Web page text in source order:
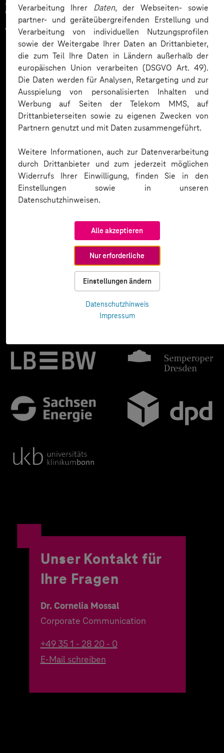
Verarbeitung Ihrer Daten, der Webseiten- sowie
partner- und geräteübergreifenden Erstellung und
Verarbeitung von individuellen Nutzungsprofilen
sowie der Weitergabe Ihrer Daten an Drittanbieter,
die zum Teil Ihre Daten in Ländern außerhalb der
europäischen Union verarbeiten (DSGVO Art. 49).
Die Daten werden für Analysen, Retargeting und zur
Ausspielung von personalisierten Inhalten und
Werbung auf Seiten der Telekom MMS, auf
Drittanbieterseiten sowie zu eigenen Zwecken von
Partnern genutzt und mit Daten zusammengeführt.
Weitere Informationen, auch zur Datenverarbeitung
durch Drittanbieter und zum jederzeit möglichen
Widerrufs Ihrer Einwilligung, finden Sie in den
Einstellungen sowie in unseren
Datenschutzhinweisen.
Alle akzeptieren
Nur erforderliche
Einstellungen ändern
Datenschutzhinweis
Impressum
Zahlreiche Unternehmen
vertrauen auf unsere
Expertise. Hier eine Auswahl:
Unser Kontakt für
Ihre Fragen
Dr. Cornelia Mossal
Corporate Communication
+49 35 1 - 28 20 - 0
E-Mail schreiben